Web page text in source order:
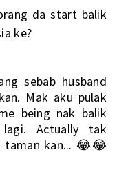
da start balik
ke?
sebab husband
Mak aku pulak
being nak balik
Actually tak
kan... 😂😂